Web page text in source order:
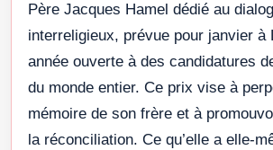
Père Jacques Hamel dédié au
interreligieux, prévue pour janvier à
année ouverte à des candidatures
du monde entier. Ce prix vise à
mémoire de son frère et à
la réconciliation. Ce qu’elle a elle-